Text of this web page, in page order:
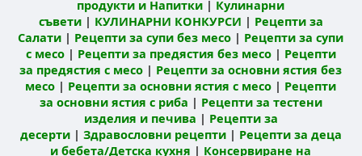
продукти и Напитки | Кулинарни
съвети| КУЛИНАРНИ КОНКУРСИ | Рецепти за
Салати | Рецепти за супи без месо | Рецепти за супи
с месо| Рецепти за предястия без месо| Рецепти
за предястия с месо | Рецепти за основни ястия без
месо | Рецепти за основни ястия с месо | Рецепти
за основни ястия с риба | Рецепти за тестени
изделия и печива | Рецепти за
десерти| Здравословни рецепти| Рецепти за деца
и бебета/Детска кухня | Консервиране на